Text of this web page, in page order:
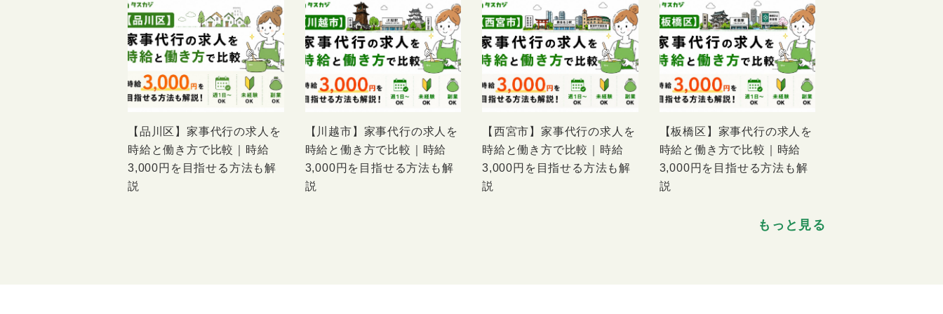
【品川区】家事代行の求人を
時給と働き方で比較｜時給
3,000円を目指せる方法も解
説
【川越市】家事代行の求人を
時給と働き方で比較｜時給
3,000円を目指せる方法も解
説
【西宮市】家事代行の求人を
時給と働き方で比較｜時給
3,000円を目指せる方法も解
説
【板橋区】家事代行の求人を
時給と働き方で比較｜時給
3,000円を目指せる方法も解
説
もっと見る